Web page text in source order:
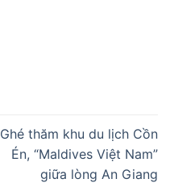
Ghé thăm khu du lịch Cồn
Én, “Maldives Việt Nam”
giữa lòng An Giang